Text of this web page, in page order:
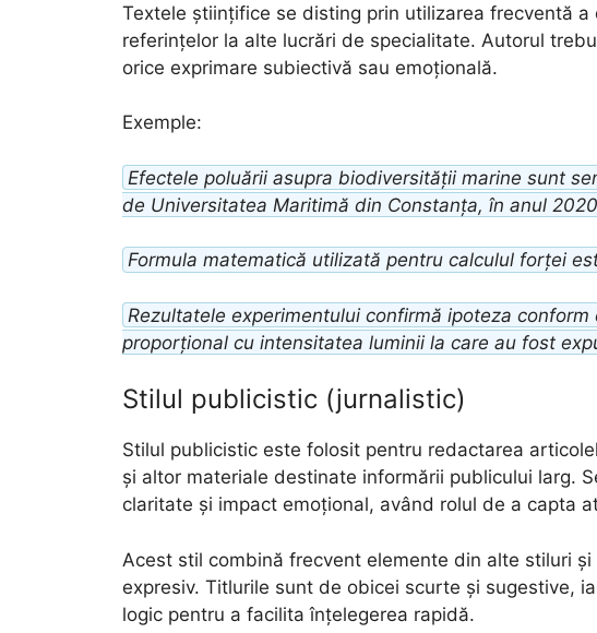
Textele științifice se disting prin utilizarea frecventă
referințelor la alte lucrări de specialitate. Autorul
orice exprimare subiectivă sau emoțională.
Exemple:
Efectele poluării asupra biodiversității marine sunt
de Universitatea Maritimă din Constanța, în anul
Formula matematică utilizată pentru calculul forței
Rezultatele experimentului confirmă ipoteza
proporțional cu intensitatea luminii la care au fost
Stilul publicistic (jurnalistic)
Stilul publicistic este folosit pentru redactarea
și altor materiale destinate informării publicului larg.
claritate și impact emoțional, având rolul de a capta
Acest stil combină frecvent elemente din alte stiluri
expresiv. Titlurile sunt de obicei scurte și sugestive,
logic pentru a facilita înțelegerea rapidă.